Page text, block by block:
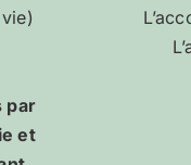
par
et